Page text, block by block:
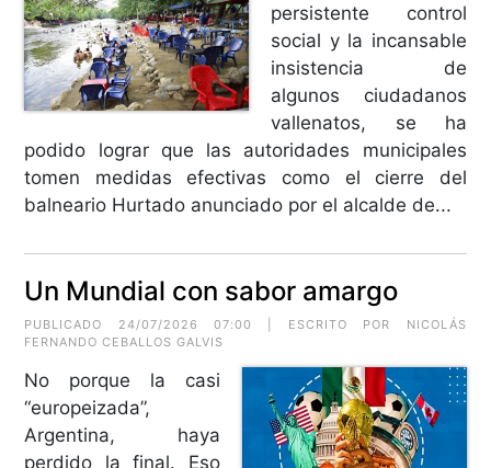
persistente control
social y la incansable
insistencia de
algunos ciudadanos
vallenatos, se ha
podido lograr que las autoridades municipales
tomen medidas efectivas como el cierre del
balneario Hurtado anunciado por el alcalde de...
Un Mundial con sabor amargo
PUBLICADO 24/07/2026 07:00 | ESCRITO POR
NICOLÁS
FERNANDO CEBALLOS GALVIS
No porque la casi
“europeizada”,
Argentina, haya
perdido la final. Eso